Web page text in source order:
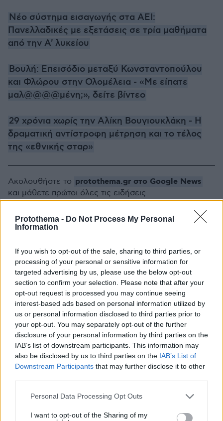
Protothema - Do Not Process My Personal
Information
If you wish to opt-out of the sale, sharing to third parties, or
processing of your personal or sensitive information for
targeted advertising by us, please use the below opt-out
section to confirm your selection. Please note that after your
opt-out request is processed you may continue seeing
interest-based ads based on personal information utilized by
us or personal information disclosed to third parties prior to
your opt-out. You may separately opt-out of the further
disclosure of your personal information by third parties on the
IAB’s list of downstream participants. This information may
also be disclosed by us to third parties on the IAB’s List of
Downstream Participants that may further disclose it to other
Please note that this website/app uses one or more Google
not limited to your visit or usage behaviour. You may click to
Personal Data Processing Opt Outs
I want to opt-out of the Sharing of my
Νέο σύστημα εισαγωγής στα ΑΕΙ:
Πανελλαδικές με εξετάσεις σε τρία μαθήματα
από την Α' λυκείου
Βουλή: Επεισόδιο μεταξύ Κωνσταντοπούλου
και Φλώρου στην Ολομέλεια - «Με είπατε
μαλ@@@@μένη;», δείτε βίντεο
29 χρόνια χωρίς την Αλίκη Βουγιουκλάκη - Η
δραματική αντίστροφη μέτρηση και το τέλος
της «εθνικής σταρ»
Thema Insights
Ακολουθήστε το protothema.gr στο Google News
και μάθετε πρώτοι όλες τις ειδήσεις
Δείτε όλες τις τελευταίες Ειδήσειςαπό την Ελλάδα
και τον Κόσμο, τη στιγμή που συμβαίνουν, στο